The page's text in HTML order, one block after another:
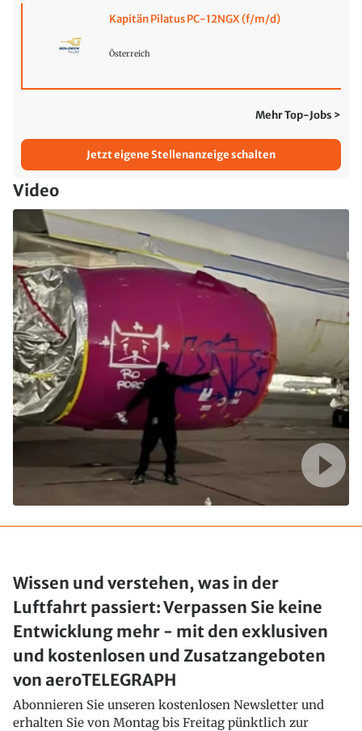
Kapitän Pilatus PC-12NGX (f/m/d)
Österreich
Mehr Top-Jobs >
Jetzt eigene Stellenanzeige schalten
Video
Wissen und verstehen, was in der
Luftfahrt passiert: Verpassen Sie keine
Entwicklung mehr - mit den exklusiven
und kostenlosen und Zusatzangeboten
von aeroTELEGRAPH
Abonnieren Sie unseren kostenlosen Newsletter und
erhalten Sie von Montag bis Freitag pünktlich zur